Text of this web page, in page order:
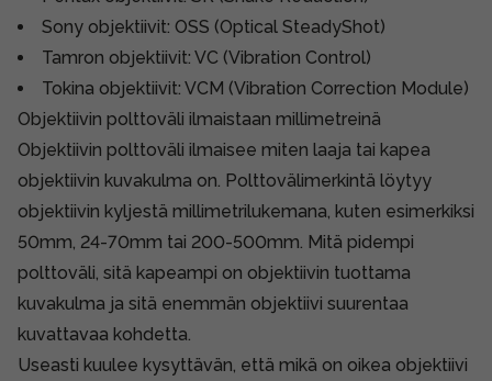
Sony objektiivit: OSS (Optical SteadyShot)
Tamron objektiivit: VC (Vibration Control)
Tokina objektiivit: VCM (Vibration Correction Module)
Objektiivin polttoväli ilmaistaan millimetreinä
Objektiivin polttoväli ilmaisee miten laaja tai kapea
objektiivin kuvakulma on. Polttovälimerkintä löytyy
objektiivin kyljestä millimetrilukemana, kuten esimerkiksi
50mm, 24-70mm tai 200-500mm. Mitä pidempi
polttoväli, sitä kapeampi on objektiivin tuottama
kuvakulma ja sitä enemmän objektiivi suurentaa
kuvattavaa kohdetta.
Useasti kuulee kysyttävän, että mikä on oikea objektiivi